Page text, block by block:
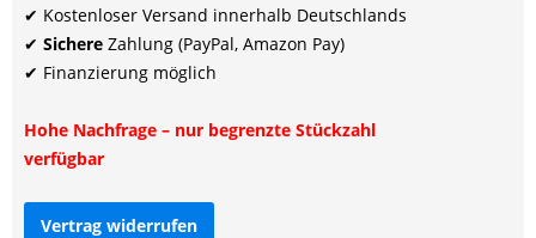
✔ Kostenloser Versand innerhalb Deutschlands
✔ Sichere Zahlung (PayPal, Amazon Pay)
✔ Finanzierung möglich
Hohe Nachfrage – nur begrenzte Stückzahl
verfügbar
Vertrag widerrufen